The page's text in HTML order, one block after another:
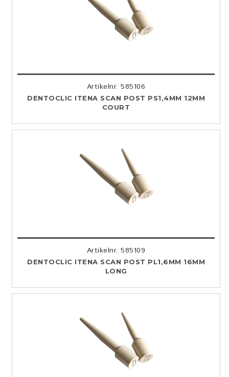
Artikelnr. 585106
DENTOCLIC ITENA SCAN POST PS1,4MM 12MM
COURT
Artikelnr. 585109
DENTOCLIC ITENA SCAN POST PL1,6MM 16MM
LONG